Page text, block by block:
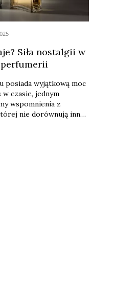
Siła nostalgii w
posiada wyjątkową moc
czasie, jednym
wspomnienia z
nie dorównują inne